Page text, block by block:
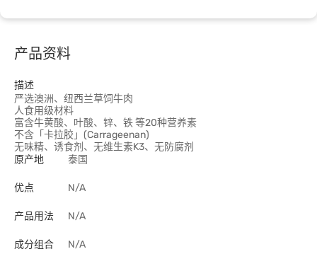
产品资料
描述
严选澳洲、纽西兰草饲牛肉
人食用级材料
富含牛黄酸、叶酸、锌、铁 等20种营养素
不含「卡拉胶」(Carrageenan)
无味精、诱食剂、无维生素K3、无防腐剂
原产地
泰国
优点 N/A
产品用法 N/A
成分组合 N/A